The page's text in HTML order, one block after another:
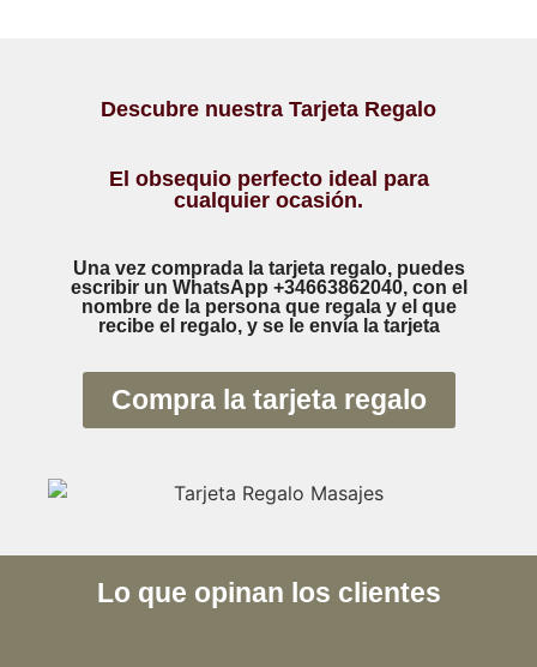
Descubre nuestra Tarjeta Regalo
El obsequio perfecto ideal para
cualquier ocasión.
Una vez comprada la tarjeta regalo, puedes
escribir un WhatsApp +34663862040, con el
nombre de la persona que regala y el que
recibe el regalo, y se le envía la tarjeta
Compra la tarjeta regalo
Lo que opinan los clientes